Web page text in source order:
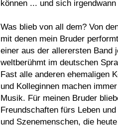
können ... und sich
Was blieb von all dem? Von
mit denen mein Bruder
einer aus der allerersten Band
weltberühmt im deutschen
Fast alle anderen ehemaligen
und Kolleginnen machen
Musik. Für meinen Bruder
Freundschaften fürs Leben
und Szenemenschen, die